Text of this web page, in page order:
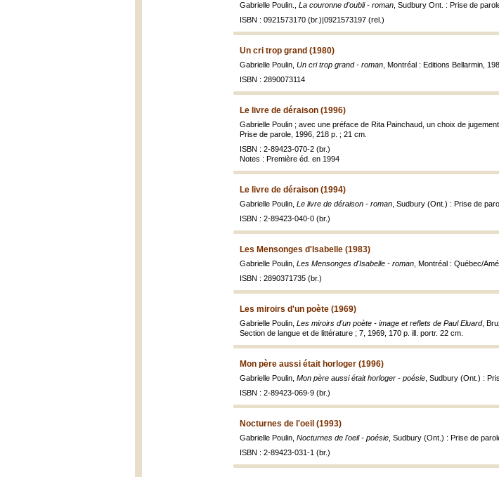
Gabrielle Poulin., La couronne d'oubli - roman , Sudbury Ont. : Prise de
ISBN : 0921573170 (br.)|0921573197 (rel.)
Un cri trop grand (1980)
Gabrielle Poulin, Un cri trop grand - roman , Montréal : Editions Bellarmin,
ISBN : 2890073114
Le livre de déraison (1996)
Gabrielle Poulin ; avec une préface de Rita Painchaud, un choix de
Prise de parole, 1996, 218 p. ; 21 cm.
ISBN : 2-89423-070-2 (br.)
Notes : Première éd. en 1994
Le livre de déraison (1994)
Gabrielle Poulin, Le livre de déraison - roman , Sudbury (Ont.) : Prise de
ISBN : 2-89423-040-0 (br.)
Les Mensonges d'Isabelle (1983)
Gabrielle Poulin, Les Mensonges d'Isabelle - roman , Montréal : Québec/
ISBN : 2890371735 (br.)
Les miroirs d'un poète (1969)
Gabrielle Poulin, Les miroirs d'un poète - image et reflets de Paul Eluard,
Section de langue et de littérature ; 7, 1969, 170 p. ill. portr. 22 cm.
Mon père aussi était horloger (1996)
Gabrielle Poulin, Mon père aussi était horloger - poésie , Sudbury (Ont.) :
ISBN : 2-89423-069-9 (br.)
Nocturnes de l'oeil (1993)
Gabrielle Poulin, Nocturnes de l'oeil - poésie , Sudbury (Ont.) : Prise de
ISBN : 2-89423-031-1 (br.)